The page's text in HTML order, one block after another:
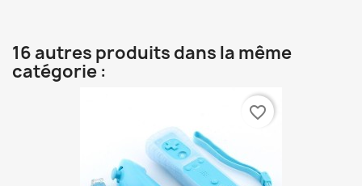
16 autres produits dans la même
catégorie :
favorite_border